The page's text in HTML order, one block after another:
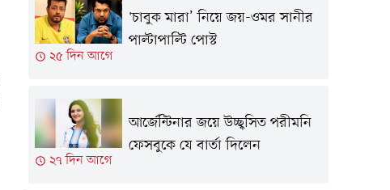
২৫ দিন আগে
'চাবুক মারা’ নিয়ে জয়-ওমর সানীর
পাল্টাপাল্টি পোস্ট
২৭ দিন আগে
আর্জেন্টিনার জয়ে উচ্ছ্বসিত পরীমনি
ফেসবুকে যে বার্তা দিলেন